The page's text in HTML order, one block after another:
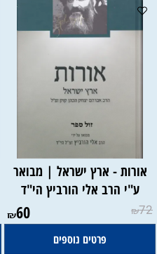
אורות - ארץ ישראל | מבואר
ע"י הרב אלי הורביץ הי"ד
₪72
₪60
פרטים נוספים